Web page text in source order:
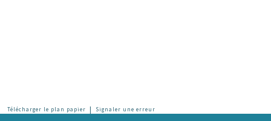
Télécharger le plan papier | Signaler une erreur